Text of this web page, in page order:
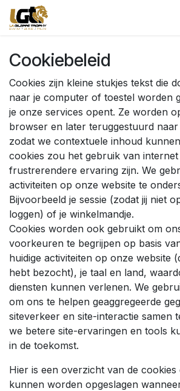
Overslaan naar inhoud
Cookiebeleid
Cookies zijn kleine stukjes tekst die
naar je computer of toestel worden
je onze services opent. Ze worden
browser en later teruggestuurd
zodat we contextuele inhoud
cookies zou het gebruik van
frustrerendere ervaring zijn. We
activiteiten op onze website te
Bijvoorbeeld je sessie (zodat jij niet
loggen) of je winkelmandje.
Cookies worden ook gebruikt om
voorkeuren te begrijpen op basis
huidige activiteiten op onze website
hebt bezocht), je taal en land,
diensten kunnen verlenen. We
om ons te helpen geaggregeerde
siteverkeer en site-interactie samen
we betere site-ervaringen en tools
in de toekomst.
Hier is een overzicht van de cookies
kunnen worden opgeslagen